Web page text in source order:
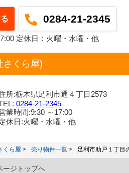
0284-21-2345
定休日：火曜・水曜・他
さくら屋)
所:栃木県足利市通４丁目2573
0284-21-2345
業時間:9:30 ～17:00
休日:火曜・水曜・他
くら屋 売り物件一覧 足利市助戸１丁目
ージトップへ